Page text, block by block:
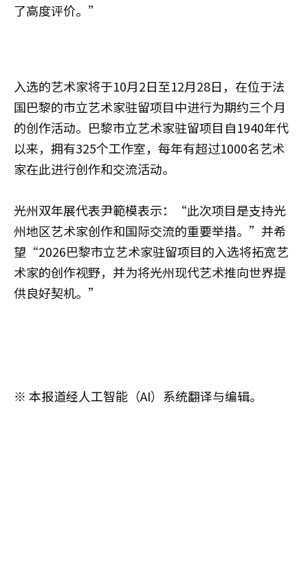
了高度评价。”
入选的艺术家将于10月2日至12月28日，在位于法
国巴黎的市立艺术家驻留项目中进行为期约三个月
的创作活动。巴黎市立艺术家驻留项目自1940年代
以来，拥有325个工作室，每年有超过1000名艺术
家在此进行创作和交流活动。
光州双年展代表尹範模表示：“此次项目是支持光
州地区艺术家创作和国际交流的重要举措。”并希
望“2026巴黎市立艺术家驻留项目的入选将拓宽艺
术家的创作视野，并为将光州现代艺术推向世界提
供良好契机。”
※ 本报道经人工智能（AI）系统翻译与编辑。